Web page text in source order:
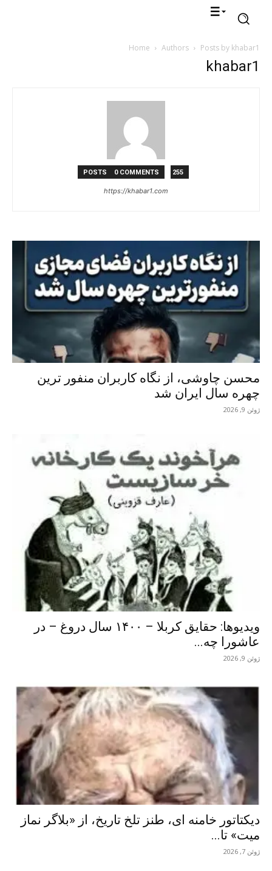
Home Authors Posts by khabar1
khabar1
255 POSTS
0 COMMENTS
https://khabar1.com
محسن چاوشی، از نگاه کاربران منفور ترین
چهره سال ایران شد
ژوئن 9, 2026
ویدیوها: حقایق کربلا – ۱۴۰۰ سال دروغ – در
عاشورا چه...
ژوئن 9, 2026
دیکتاتور خامنه ای، طنز تلخ تاریخ، از «بلاگر نماز
میت» تا...
ژوئن 7, 2026